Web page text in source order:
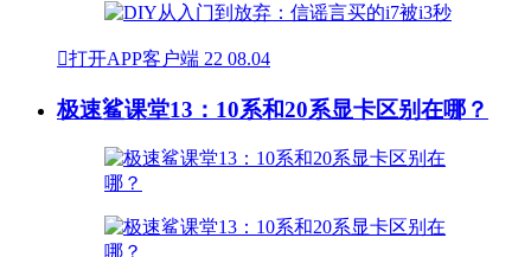
打开APP客户端 22 08.04
极速鲨课堂13：10系和20系显卡区别在哪？